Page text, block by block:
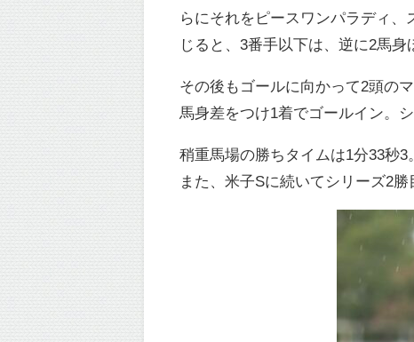
らにそれをピースワンパラディ
じると、3番手以下は、逆に2馬身
その後もゴールに向かって2頭の
馬身差をつけ1着でゴールイン。
稍重馬場の勝ちタイムは1分33秒
また、米子Sに続いてシリーズ2